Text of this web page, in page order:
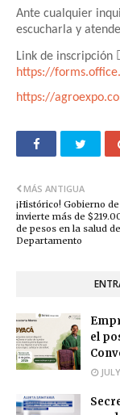
Ante cualquier
escucharla y
Link de inscripción
https://
https://
MÁS ANTIGUA
¡Histórico! Gobierno
invierte más de
de pesos en la salud
Departamento
el